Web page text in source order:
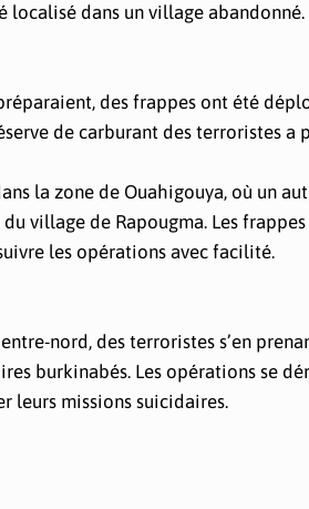
localisé dans un village abandonné.
des frappes ont été
de carburant des terroristes
la zone de Ouahigouya, où un
village de Rapougma. Les
les opérations avec facilité.
nord, des terroristes s’en
burkinabés. Les opérations se
leurs missions suicidaires.